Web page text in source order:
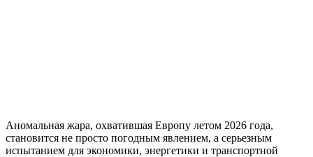
Аномальная жара, охватившая Европу летом 2026 года,
становится не просто погодным явлением, а серьезным
испытанием для экономики, энергетики и транспортной